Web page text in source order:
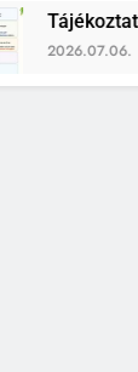
a nyári